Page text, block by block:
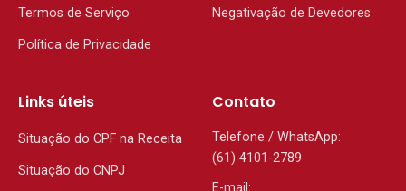
Negativação de Devedores
Termos de Serviço
Política de Privacidade
Links úteis
Situação do CPF na Receita
Situação do CNPJ
Contato
Telefone / WhatsApp:
(61) 4101-2789
E-mail: